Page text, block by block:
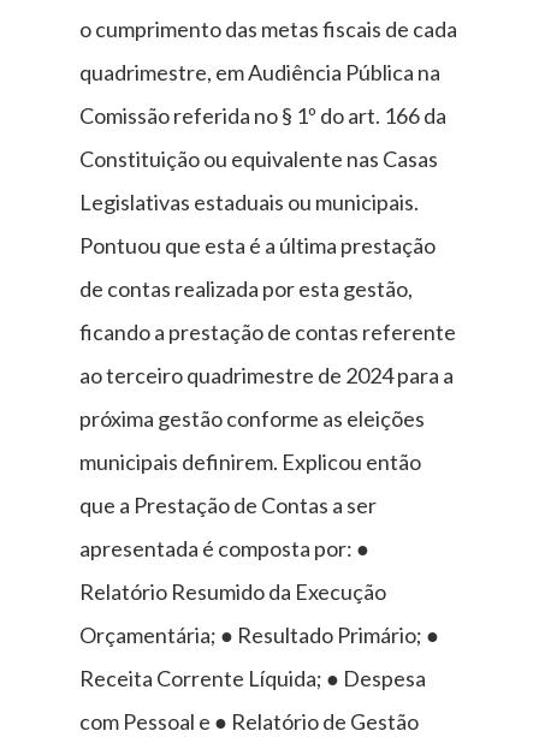
o cumprimento das metas fiscais de cada
quadrimestre, em Audiência Pública na
Comissão referida no § 1º do art. 166 da
Constituição ou equivalente nas Casas
Legislativas estaduais ou municipais.
Pontuou que esta é a última prestação
de contas realizada por esta gestão,
ficando a prestação de contas referente
ao terceiro quadrimestre de 2024 para a
próxima gestão conforme as eleições
municipais definirem. Explicou então
que a Prestação de Contas a ser
apresentada é composta por: ●
Relatório Resumido da Execução
Orçamentária; ● Resultado Primário; ●
Receita Corrente Líquida; ● Despesa
com Pessoal e ● Relatório de Gestão